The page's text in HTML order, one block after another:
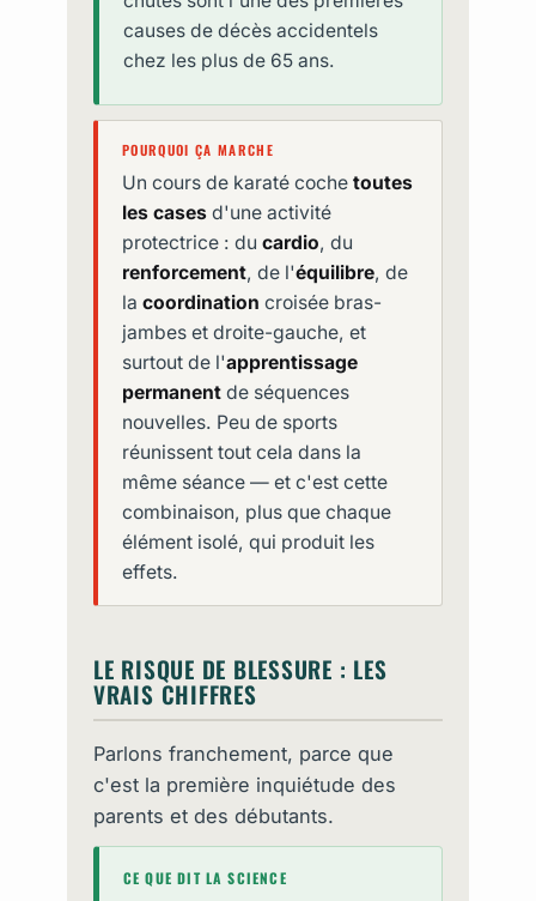
causes de décès accidentels
chez les plus de 65 ans.
POURQUOI ÇA MARCHE
Un cours de karaté coche toutes
les casesd'une activité
protectrice : du cardio, du
renforcement, de l'équilibre, de
la coordination croisée bras-
jambes et droite-gauche, et
surtout de l'apprentissage
permanentde séquences
nouvelles. Peu de sports
réunissent tout cela dans la
même séance — et c'est cette
combinaison, plus que chaque
élément isolé, qui produit les
effets.
LE RISQUE DE BLESSURE : LES
VRAIS CHIFFRES
Parlons franchement, parce que
c'est la première inquiétude des
parents et des débutants.
CE QUE DIT LA SCIENCE